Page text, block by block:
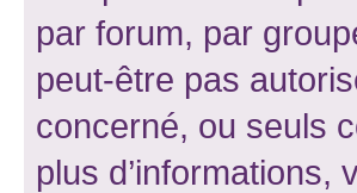
par forum, par
peut-être pas
concerné, ou seuls
plus d’informations,